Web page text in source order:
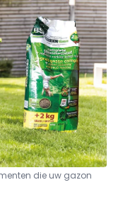
die uw gazon